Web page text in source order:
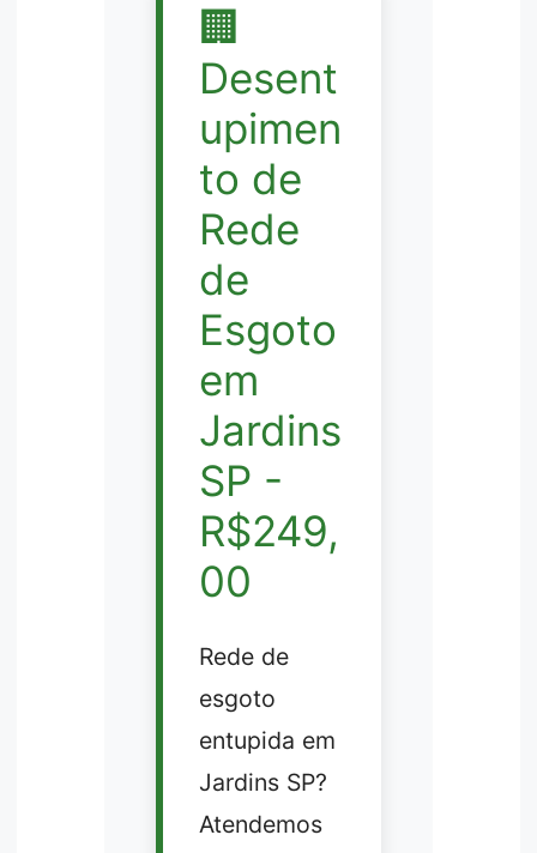
🏢
Desent
upimen
to de
Rede
de
Esgoto
em
Jardins
SP -
R$249,
00
Rede de
esgoto
entupida em
Jardins SP?
Atendemos